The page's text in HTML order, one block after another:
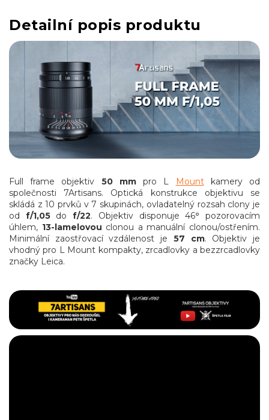
Detailní popis produktu
Full frame objektiv 50 mmpro L Mountkamery od
společnosti 7Artisans. Optická konstrukce objektivu se
skládá z 10 prvků v 7 skupinách, ovladatelný rozsah clony je
od f/1,05dof/22. Objektiv disponuje 46° pozorovacím
úhlem, 13-lamelovou clonou a manuální clonou/ostřením.
Minimální zaostřovací vzdálenost je 57 cm. Objektiv je
vhodný pro L Mount kompakty, zrcadlovky a bezzrcadlovky
značky Leica.